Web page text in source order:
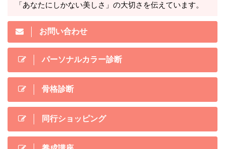
「あなたにしかない美しさ」の大切さを伝えています。
お問い合わせ
パーソナルカラー診断
骨格診断
同行ショッピング